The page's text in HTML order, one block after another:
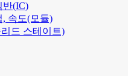
반(IC)
, 속도(모듈)
드 스테이트)